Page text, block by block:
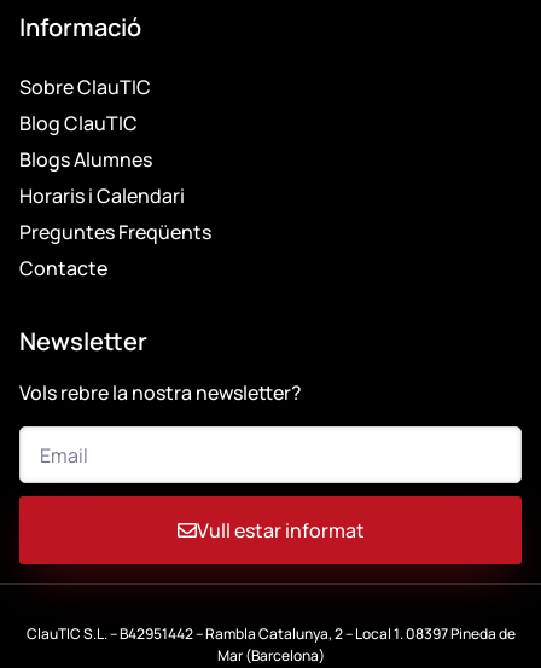
Informació
Sobre ClauTIC
Blog ClauTIC
Blogs Alumnes
Horaris i Calendari
Preguntes Freqüents
Contacte
Newsletter
Vols rebre la nostra newsletter?
Vull estar informat
ClauTIC S.L. – B42951442 – Rambla Catalunya, 2 – Local 1. 08397 Pineda de
Mar (Barcelona)